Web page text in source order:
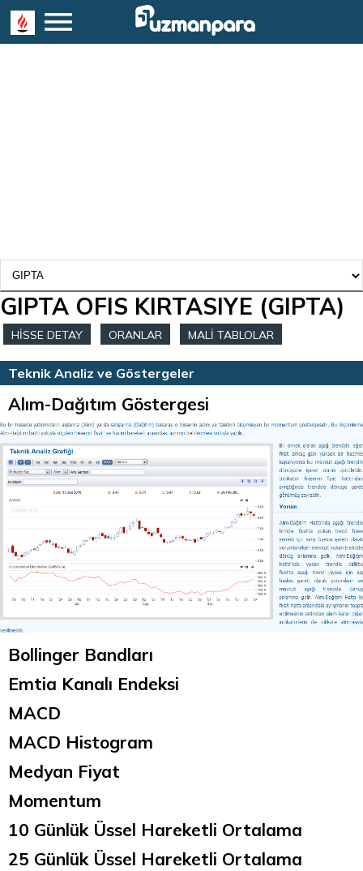
GIPTA OFIS KIRTASIYE (GIPTA)
HİSSE DETAY ORANLAR MALİ TABLOLAR
HİSSE HABERLERİ TEKNİK ANALİZ
Teknik Analiz ve Göstergeler
Alım-Dağıtım Göstergesi
Bollinger Bandları
Emtia Kanalı Endeksi
MACD
MACD Histogram
Medyan Fiyat
Momentum
10 Günlük Üssel Hareketli Ortalama
25 Günlük Üssel Hareketli Ortalama